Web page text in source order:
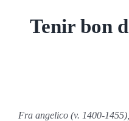
Tenir bon
Fra angelico (v. 1400-1455),